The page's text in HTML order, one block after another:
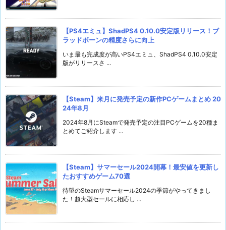
【PS4エミュ】ShadPS4 0.10.0安定版リリース！ブ
ラッドボーンの精度さらに向上
いま最も完成度が高いPS4エミュ、ShadPS4 0.10.0安定
版がリリースさ ...
【Steam】来月に発売予定の新作PCゲームまとめ 20
24年8月
2024年8月にSteamで発売予定の注目PCゲームを20種ま
とめてご紹介します ...
【Steam】サマーセール2024開幕！最安値を更新し
たおすすめゲーム70選
待望のSteamサマーセール2024の季節がやってきまし
た！超大型セールに相応し ...